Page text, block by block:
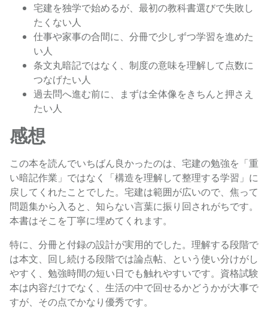
宅建を独学で始めるが、最初の教科書選びで失敗し
たくない人
仕事や家事の合間に、分冊で少しずつ学習を進めた
い人
条文丸暗記ではなく、制度の意味を理解して点数に
つなげたい人
過去問へ進む前に、まずは全体像をきちんと押さえ
たい人
感想
この本を読んでいちばん良かったのは、宅建の勉強を「重
い暗記作業」ではなく「構造を理解して整理する学習」に
戻してくれたことでした。宅建は範囲が広いので、焦って
問題集から入ると、知らない言葉に振り回されがちです。
本書はそこを丁寧に埋めてくれます。
特に、分冊と付録の設計が実用的でした。理解する段階で
は本文、回し続ける段階では論点帖、という使い分けがし
やすく、勉強時間の短い日でも触れやすいです。資格試験
本は内容だけでなく、生活の中で回せるかどうかが大事で
すが、その点でかなり優秀です。